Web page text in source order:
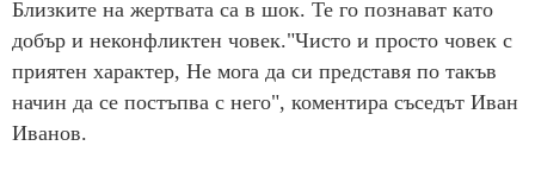
Близките на жертвата са в шок. Те го познават като
добър и неконфликтен човек."Чисто и просто човек с
приятен характер, Не мога да си представя по такъв
начин да се постъпва с него", коментира съседът Иван
Иванов.